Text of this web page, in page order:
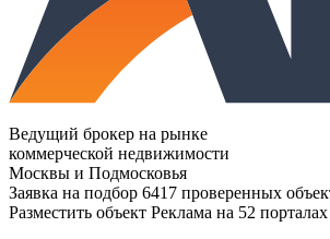
Ведущий брокер на рынке
коммерческой недвижимости
Москвы и Подмосковья
Заявка на подбор 6417 проверенных
Разместить объект Реклама на 52 порталах